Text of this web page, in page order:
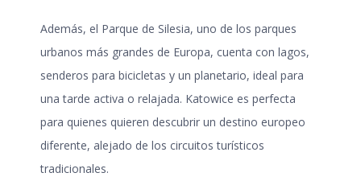
Además, el Parque de Silesia, uno de los parques
urbanos más grandes de Europa, cuenta con lagos,
senderos para bicicletas y un planetario, ideal para
una tarde activa o relajada. Katowice es perfecta
para quienes quieren descubrir un destino europeo
diferente, alejado de los circuitos turísticos
tradicionales.